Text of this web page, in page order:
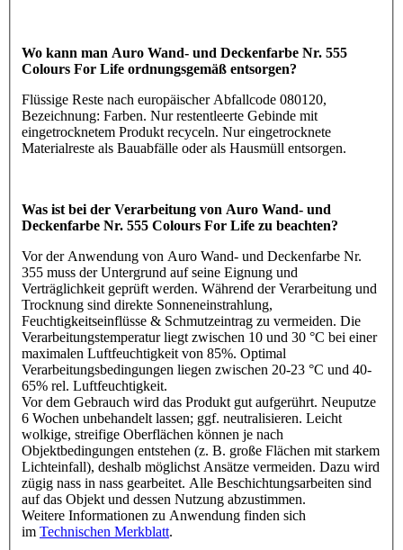
Wo kann man Auro Wand- und Deckenfarbe Nr. 555
Colours For Life ordnungsgemäß entsorgen?
Flüssige Reste nach europäischer Abfallcode 080120,
Bezeichnung: Farben. Nur restentleerte Gebinde mit
eingetrocknetem Produkt recyceln. Nur eingetrocknete
Materialreste als Bauabfälle oder als Hausmüll entsorgen.
Was ist bei der Verarbeitung von Auro Wand- und
Deckenfarbe Nr. 555 Colours For Life zu beachten?
Vor der Anwendung von Auro Wand- und Deckenfarbe Nr.
355 muss der Untergrund auf seine Eignung und
Verträglichkeit geprüft werden. Während der Verarbeitung und
Trocknung sind direkte Sonneneinstrahlung,
Feuchtigkeitseinflüsse & Schmutzeintrag zu vermeiden. Die
Verarbeitungstemperatur liegt zwischen 10 und 30 °C bei einer
maximalen Luftfeuchtigkeit von 85%. Optimal
Verarbeitungsbedingungen liegen zwischen 20-23 °C und 40-
65% rel. Luftfeuchtigkeit.
Vor dem Gebrauch wird das Produkt gut aufgerührt. Neuputze
6 Wochen unbehandelt lassen; ggf. neutralisieren. Leicht
wolkige, streifige Oberflächen können je nach
Objektbedingungen entstehen (z. B. große Flächen mit starkem
Lichteinfall), deshalb möglichst Ansätze vermeiden. Dazu wird
zügig nass in nass gearbeitet. Alle Beschichtungsarbeiten sind
auf das Objekt und dessen Nutzung abzustimmen.
Weitere Informationen zu Anwendung finden sich
im Technischen Merkblatt.